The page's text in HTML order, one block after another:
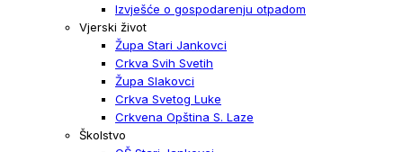
Izvješće o gospodarenju otpadom
Vjerski život
Župa Stari Jankovci
Crkva Svih Svetih
Župa Slakovci
Crkva Svetog Luke
Crkvena Opština S. Laze
Školstvo